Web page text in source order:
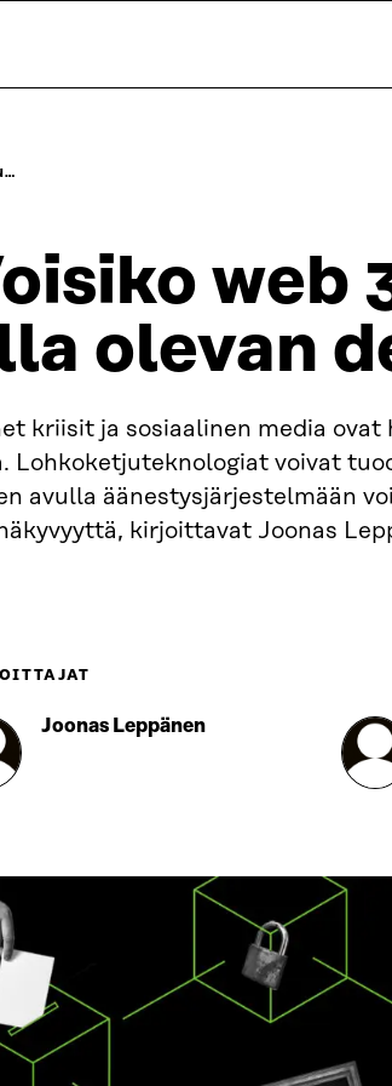
web
olevan
kriisit ja sosiaalinen media
Lohkoketjuteknologiat voivat
avulla äänestysjärjestelmään
kirjoittavat Joonas
Joonas Leppänen